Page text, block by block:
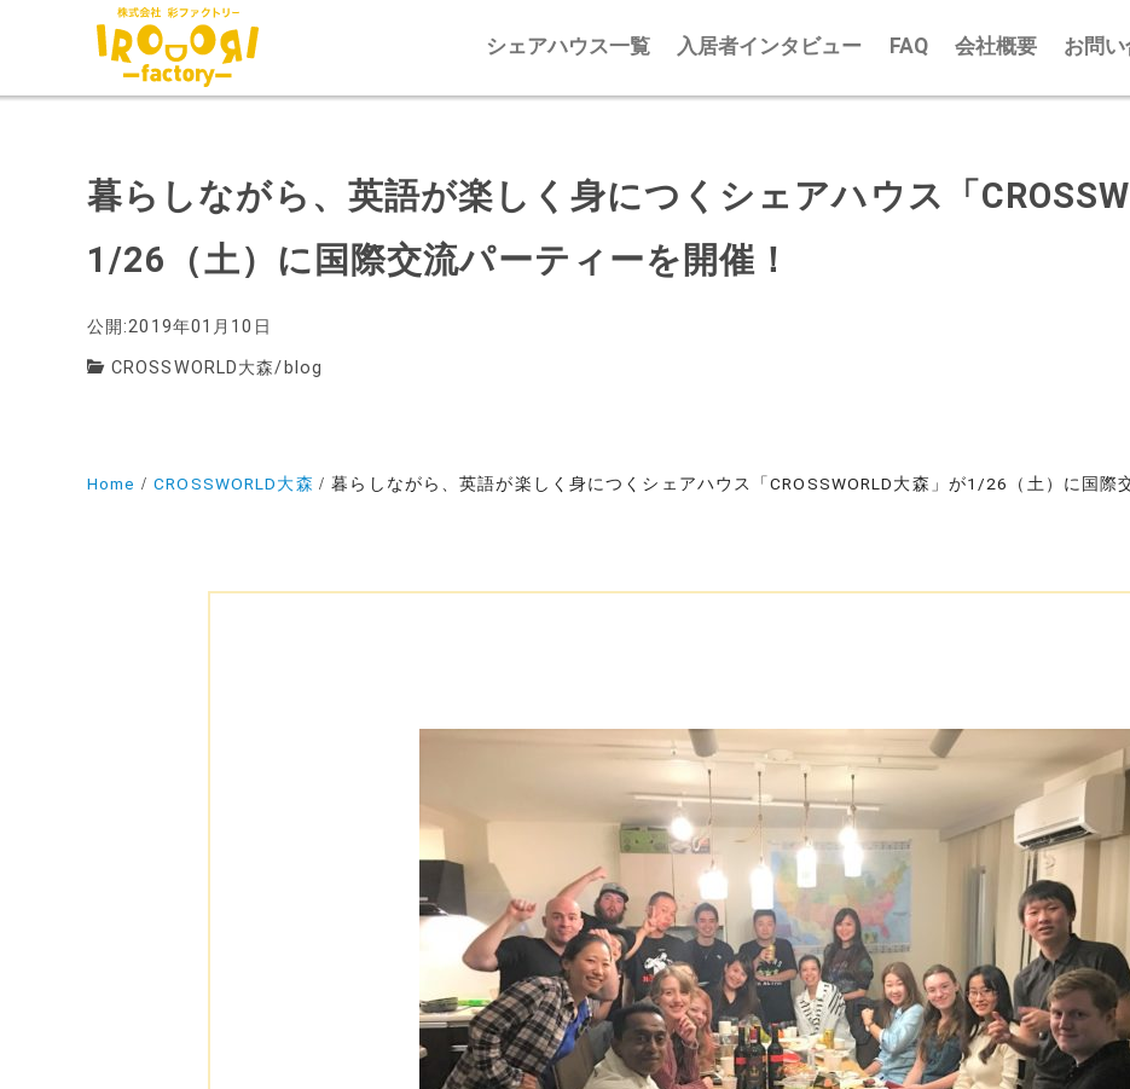
シェアハウス一覧 入居者インタビュー FAQ 会社概要 お問
暮らしながら、英語が楽しく身につくシェアハウス「
1/26（土）に国際交流パーティーを開催！
公開:2019年01月10日
CROSSWORLD大森/ blog
Home CROSSWORLD大森 暮らしながら、英語が楽しく身につくシェアハウス「CROSSWORLD大森」が1/26（土）に国際